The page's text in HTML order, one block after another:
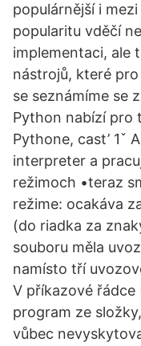
populárnější i
popularitu vděčí
implementaci, ale
nástrojů, které
se seznámíme se
Python nabízí pro
Pythone, cast’ 1ˇ
interpreter a
režimoch •teraz
režime: ocakáva
(do riadka za
souboru měla
namísto tří
V příkazové řádce
program ze
vůbec